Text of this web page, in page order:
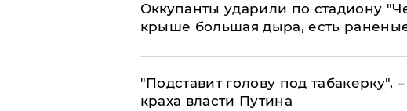
Оккупанты ударили по стадиону
крыше большая дыра, есть
​"Подставит голову под
краха власти Путина